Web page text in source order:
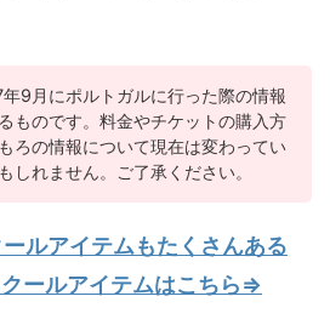
9月にポルトガルに行った際の情報
ものです。料金やチケットの購入方
ろの情報について現在は変わってい
しれません。ご了承ください。
ルアイテムもたくさんある
ールアイテムはこちら⇒